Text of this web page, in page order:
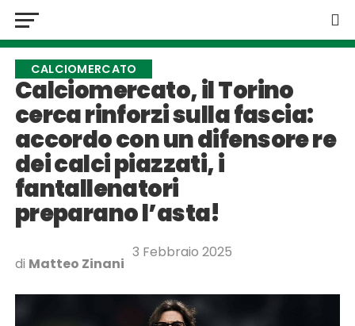
CALCIOMERCATO
Calciomercato, il Torino
cerca rinforzi sulla fascia:
accordo con un difensore re
dei calci piazzati, i
fantallenatori
preparano l’asta!
di Matteo Zinani
3 Febbraio 2025